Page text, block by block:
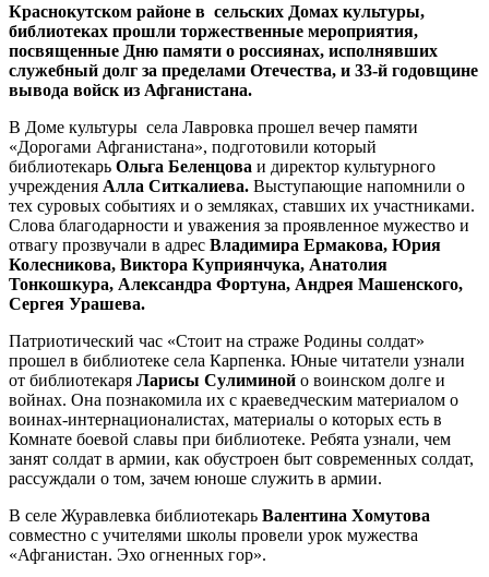
Краснокутском районе в сельских Домах культуры,
библиотеках прошли торжественные мероприятия,
посвященные Дню памяти о россиянах, исполнявших
служебный долг за пределами Отечества, и 33-й годовщине
вывода войск из Афганистана.
В Доме культуры села Лавровка прошел вечер памяти
«Дорогами Афганистана», подготовили который
библиотекарь Ольга Беленцова и директор культурного
учреждения Алла Ситкалиева. Выступающие напомнили о
тех суровых событиях и о земляках, ставших их участниками.
Слова благодарности и уважения за проявленное мужество и
отвагу прозвучали в адрес Владимира Ермакова, Юрия
Колесникова, Виктора Куприянчука, Анатолия
Тонкошкура, Александра Фортуна, Андрея Машенского,
Сергея Урашева.
Патриотический час «Стоит на страже Родины солдат»
прошел в библиотеке села Карпенка. Юные читатели узнали
от библиотекаря Ларисы Сулиминой о воинском долге и
войнах. Она познакомила их с краеведческим материалом о
воинах-интернационалистах, материалы о которых есть в
Комнате боевой славы при библиотеке. Ребята узнали, чем
занят солдат в армии, как обустроен быт современных солдат,
рассуждали о том, зачем юноше служить в армии.
В селе Журавлевка библиотекарь Валентина Хомутова
совместно с учителями школы провели урок мужества
«Афганистан. Эхо огненных гор».